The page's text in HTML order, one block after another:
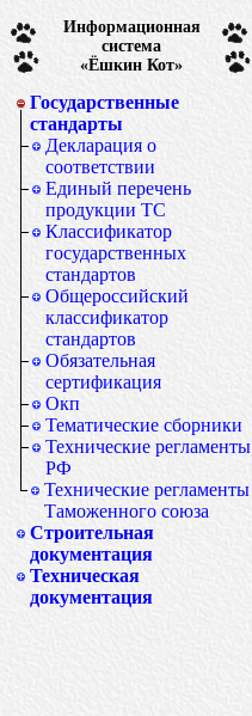
Информационная
система
«Ёшкин Кот»
Государственные
стандарты
Декларация о
соответствии
Единый перечень
продукции ТС
Классификатор
государственных
стандартов
Общероссийский
классификатор
стандартов
Обязательная
сертификация
Окп
Тематические сборники
Технические регламенты
РФ
Технические регламенты
Таможенного союза
Строительная
документация
Техническая
документация